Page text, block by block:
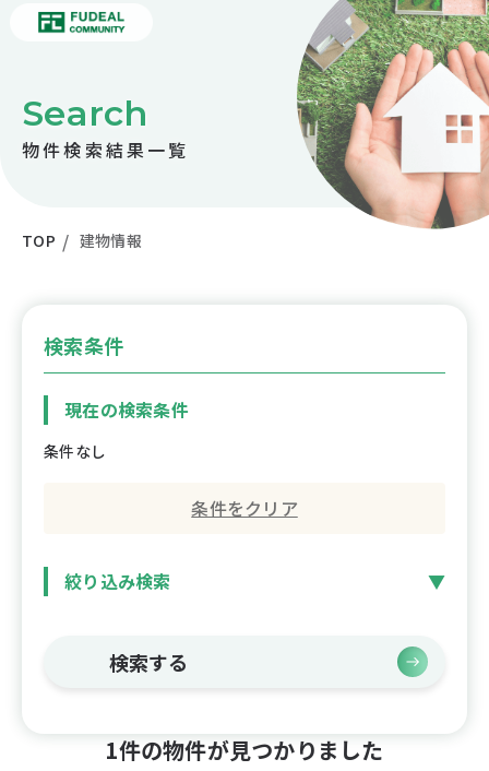
物件検索結果一覧
Search
TOP 建物情報
検索条件
現在の検索条件
条件なし
条件をクリア
絞り込み検索
検索する
1件の物件が見つかりました